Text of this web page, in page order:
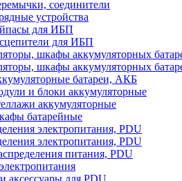
соединители
устройства
для ИБП
для ИБП
шкафы аккумуляторных
шкафы аккумуляторных
батареи, АКБ
и блоки аккумуляторные
аккумуляторные
батарейные
электропитания, PDU
электропитания, PDU
питания, PDU
аксессуары для PDU